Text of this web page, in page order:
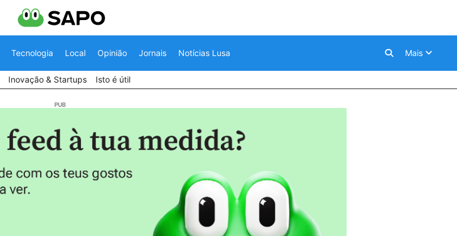
Tecnologia Local Opinião Jornais Notícias Lusa Mais
Inovação & Startups Isto é útil